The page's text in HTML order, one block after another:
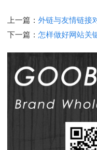
上一篇： 外链与友情链接
下一篇： 怎样做好网站关